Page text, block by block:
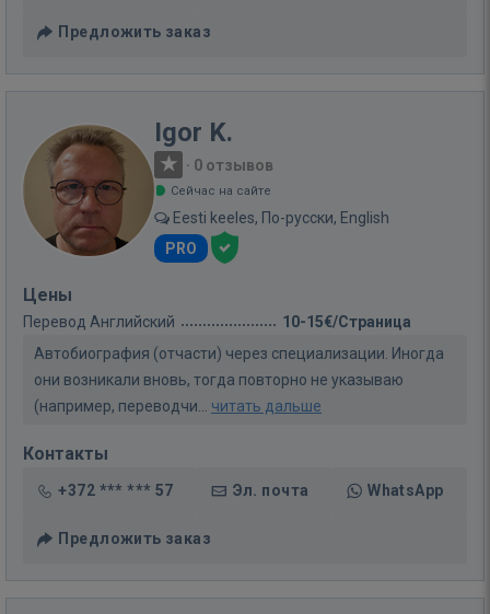
Предложить заказ
Igor K.
· 0 отзывов
Сейчас на сайте
Eesti keeles, По-русски, English
PRO
Цены
Перевод Английский
10-15€/Страница
Автобиография (отчасти) через специализации. Иногда
они возникали вновь, тогда повторно не указываю
(например, переводчи... читать дальше
Контакты
+372 *** *** 57 Эл. почта WhatsApp
Предложить заказ